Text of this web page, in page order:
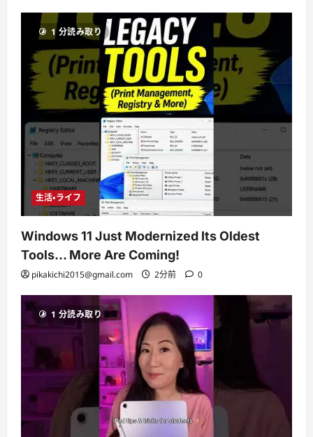
1 分読み取り
生活・ライフ
Windows 11 Just Modernized Its Oldest
Tools… More Are Coming!
pikakichi2015@gmail.com 2分前 0
1 分読み取り